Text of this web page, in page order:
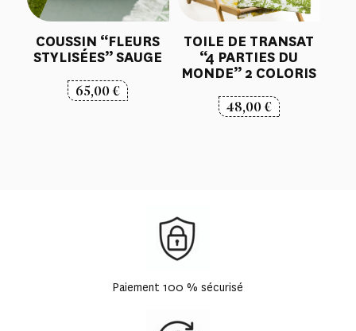
COUSSIN “FLEURS
STYLISÉES” SAUGE
65,00€
TOILE DE TRANSAT
“4 PARTIES DU
MONDE” 2 COLORIS
48,00€
Paiement 100 % sécurisé